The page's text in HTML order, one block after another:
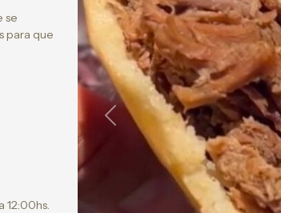
se
para que
12:00hs.
Previous